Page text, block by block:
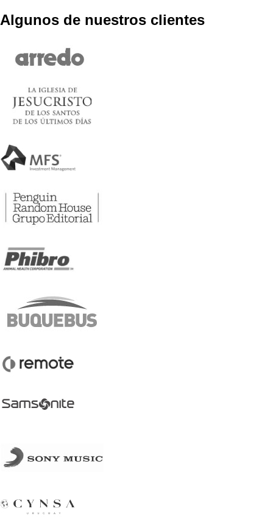
Algunos de nuestros clientes